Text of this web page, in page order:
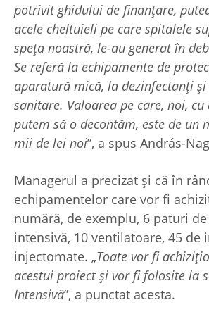
potrivit ghidului de finanțare,
acele cheltuieli pe care spitalele
speța noastră, le-au generat în
Se referă la echipamente de
aparatură mică, la dezinfectanți
sanitare. Valoarea pe care, noi, cu
putem să o decontăm, este de un
mii de lei noi”, a spus András-
Managerul a precizat și că în
echipamentelor care vor fi
numără, de exemplu, 6 paturi
intensivă, 10 ventilatoare, 45 de
injectomate. „Toate vor fi
acestui proiect și vor fi folosite la
Intensivă”, a punctat acesta.